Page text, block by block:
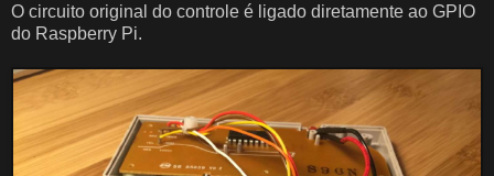
O circuito original do controle é ligado diretamente ao GPIO
do Raspberry Pi.